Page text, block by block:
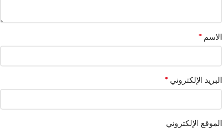
الاسم *
البريد الإلكتروني *
الموقع الإلكتروني